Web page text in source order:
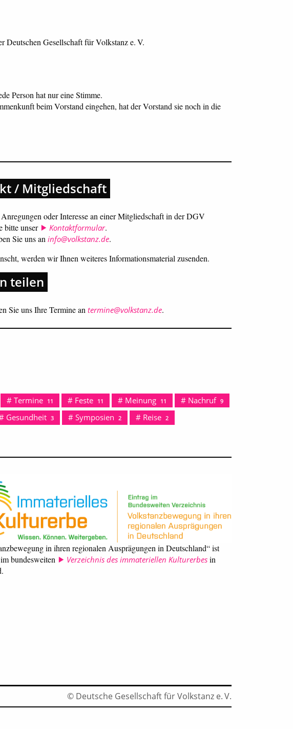
Deutschen Gesellschaft für Volkstanz e. V.
Person hat nur eine Stimme.
beim Vorstand eingehen, hat der Vorstand sie noch in die
/ Mitgliedschaft
oder Interesse an einer Mitgliedschaft in der DGV
bitte unser
Kontaktformular.
Sie uns an info@volkstanz.de.
werden wir Ihnen weiteres Informationsmaterial zusenden.
teilen
Sie uns Ihre Termine an termine@volkstanz.de.
Termine 11 Feste 11 Meinung 11 Nachruf 9
Gesundheit 3 Symposien 2 Reise 2
in ihren regionalen Ausprägungen in Deutschland“ ist
bundesweiten
Verzeichnis des immateriellen Kulturerbes in
© Deutsche Gesellschaft für Volkstanz e. V.